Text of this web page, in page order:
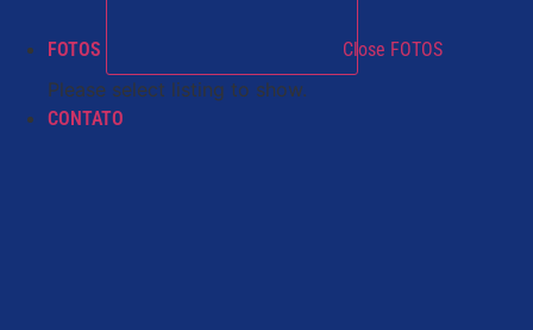
FOTOS Close FOTOS
Please select listing to show.
CONTATO